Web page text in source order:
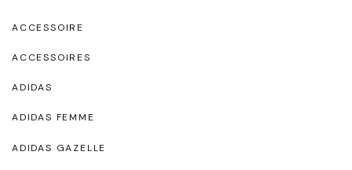
ACCESSOIRE
ACCESSOIRES
ADIDAS
ADIDAS FEMME
ADIDAS GAZELLE